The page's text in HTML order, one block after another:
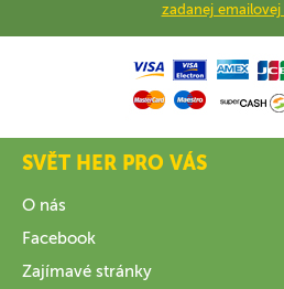
zadanej emailovej
SVĚT HER PRO VÁS
O nás
Facebook
Zajímavé stránky